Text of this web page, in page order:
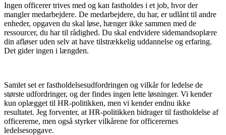
Ingen officerer trives med og kan fastholdes i et job, hvor der
mangler medarbejdere. De medarbejdere, du har, er udlånt til andre
enheder, opgaven du skal løse, hænger ikke sammen med de
ressourcer, du har til rådighed. Du skal endvidere sidemandsoplære
din afløser uden selv at have tilstrækkelig uddannelse og erfaring.
Det gider ingen i længden.
Samlet set er fastholdelsesudfordringen og vilkår for ledelse de
største udfordringer, og der findes ingen lette løsninger. Vi kender
kun oplægget til HR-politikken, men vi kender endnu ikke
resultatet. Jeg forventer, at HR-politikken bidrager til fastholdelse af
officererne, men også styrker vilkårene for officerernes
ledelsesopgave.